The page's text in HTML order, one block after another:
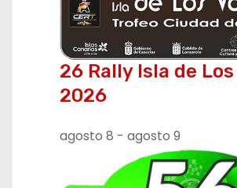
26 Rally Isla de
2026
agosto 8 - agosto 9